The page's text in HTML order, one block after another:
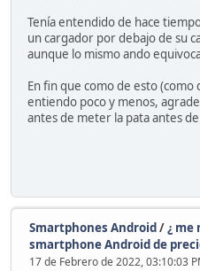
Tenía entendido de hace
un cargador por debajo de su
aunque lo mismo ando
En fin que como de esto (como
entiendo poco y menos,
antes de meter la pata antes
Smartphones Android /¿ me
smartphone Android de
17 de Febrero de 2022, 03:10:03